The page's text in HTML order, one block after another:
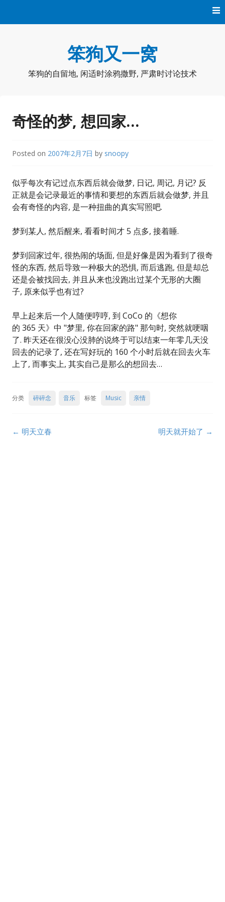
笨狗又一窝
笨狗的自留地, 闲适时涂鸦撒野, 严肃时讨论技术
奇怪的梦, 想回家…
Posted on 2007年2月7日 by snoopy
似乎每次有记过点东西后就会做梦, 日记, 周记, 月记? 反
正就是会记录最近的事情和要想的东西后就会做梦, 并且
会有奇怪的内容, 是一种扭曲的真实写照吧.
梦到某人, 然后醒来, 看看时间才 5 点多, 接着睡.
梦到回家过年, 很热闹的场面, 但是好像是因为看到了很奇
怪的东西, 然后导致一种极大的恐惧, 而后逃跑, 但是却总
还是会被找回去, 并且从来也没跑出过某个无形的大圈
子, 原来似乎也有过?
早上起来后一个人随便哼哼, 到 CoCo 的《想你
的 365 天》中 "梦里, 你在回家的路" 那句时, 突然就哽咽
了. 昨天还在很没心没肺的说终于可以结束一年零几天没
回去的记录了, 还在写好玩的 160 个小时后就在回去火车
上了, 而事实上, 其实自己是那么的想回去…
分类 碎碎念 音乐 标签 Music 亲情
Post
← 明天立春 明天就开始了 →